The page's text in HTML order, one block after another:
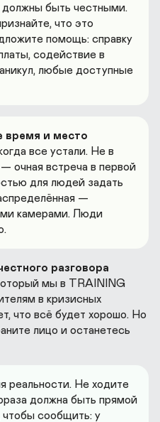
быть честными.
что это
помощь: справку
содействие в
любые доступные
время и место
все устали. Не в
очная встреча в первой
для людей задать
—
камерами. Люди
разговора
мы в TRAINING
в кризисных
что всё будет хорошо. Но
лицо и останетесь
реальности. Не ходите
должна быть прямой
чтобы сообщить: у